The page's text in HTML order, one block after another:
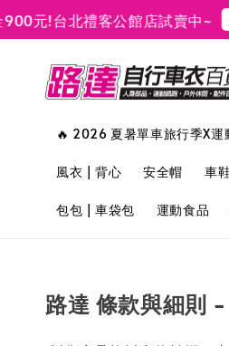
元!台北禮客公館店試賣中~ 查
🔥 2026 夏暑單車旅行季X
風衣 | 背心 安全帽 車
包包 | 車袋包 運動食品
路達 條款與細則